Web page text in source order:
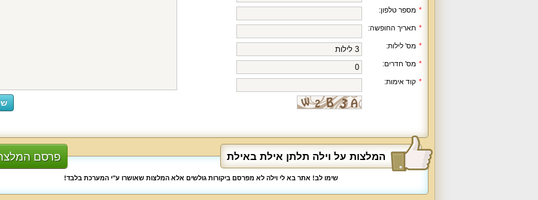
* מספר טלפון:
* תאריך החופשה:
* מס' לילות:
* מס' חדרים:
* קוד אימות:
המלצות על וילה תלתן אילת באילת פרסם
שימו לב! אתר בא לי וילה לא מפרסם ביקורות גולשים אלא המלצות שאושרו ע"י המערכת בלבד!